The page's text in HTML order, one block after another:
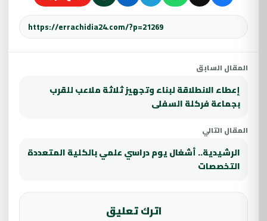
المقال السابق
إعطاء الانطلاقة لبناء وتجهيز ثلاثة ملاعب للقرب
بجماعة فركلة السفلى
المقال التالي
الرشيدية.. أشغال يوم دراسي علمي بالكلية المتعددة
التخصصات
اترك تعليق